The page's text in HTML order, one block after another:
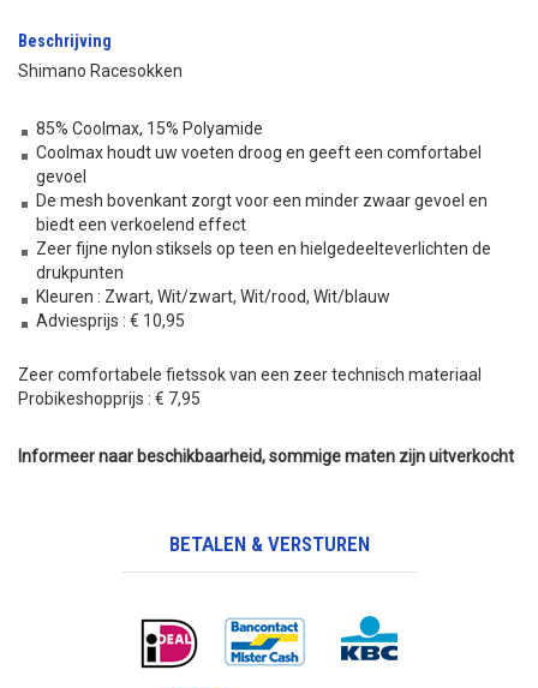
Beschrijving
Shimano Racesokken
85% Coolmax, 15% Polyamide
Coolmax houdt uw voeten droog en geeft een comfortabel
gevoel
De mesh bovenkant zorgt voor een minder zwaar gevoel en
biedt een verkoelend effect
Zeer fijne nylon stiksels op teen en hielgedeelteverlichten de
drukpunten
Kleuren : Zwart, Wit/zwart, Wit/rood, Wit/blauw
Adviesprijs : € 10,95
Zeer comfortabele fietssok van een zeer technisch materiaal
Probikeshopprijs : € 7,95
Informeer naar beschikbaarheid, sommige maten zijn uitverkocht
BETALEN & VERSTUREN